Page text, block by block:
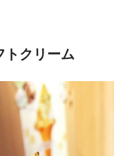
トクリーム